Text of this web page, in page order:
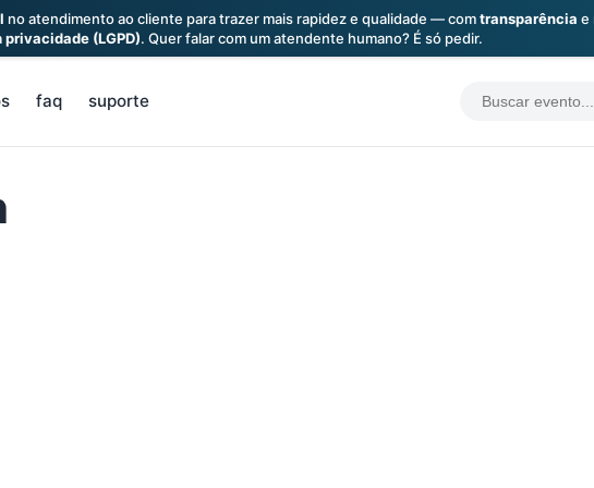
no atendimento ao cliente para trazer mais rapidez e qualidade — comtransparência e
privacidade (LGPD). Quer falar com um atendente humano? É só pedir.
faq suporte
Search